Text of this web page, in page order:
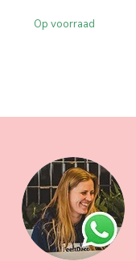
Op voorraad